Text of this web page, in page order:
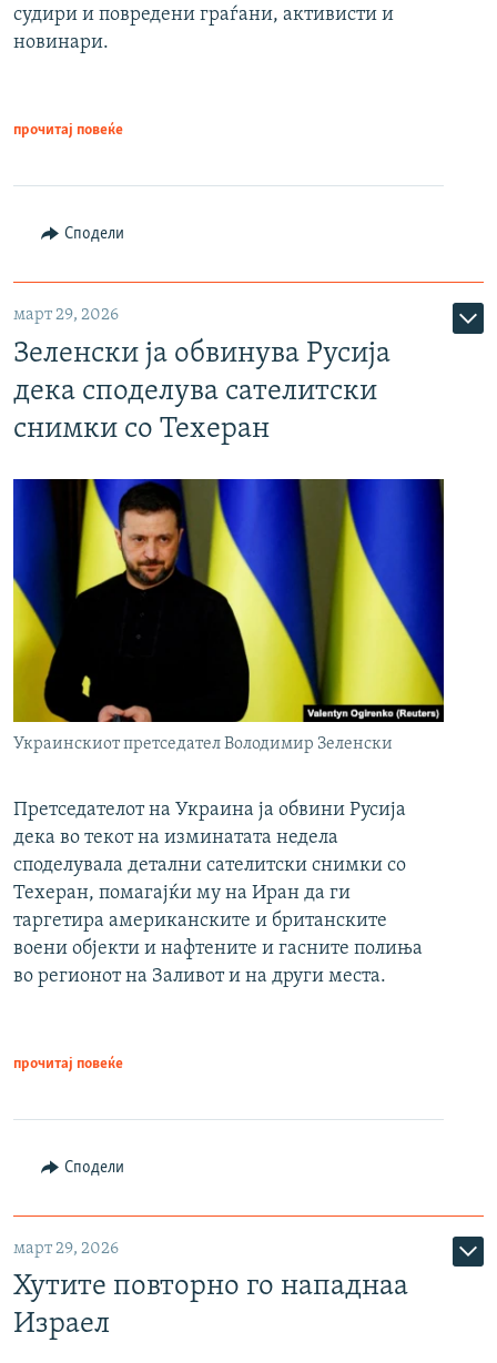
судири и повредени граѓани, активисти и
новинари.
прочитај повеќе
Сподели
март 29, 2026
Зеленски ја обвинува Русија
дека споделува сателитски
снимки со Техеран
Украинскиот претседател Володимир Зеленски
Претседателот на Украина ја обвини Русија
дека во текот на изминатата недела
споделувала детални сателитски снимки со
Техеран, помагајќи му на Иран да ги
таргетира американските и британските
воени објекти и нафтените и гасните полиња
во регионот на Заливот и на други места.
прочитај повеќе
Сподели
март 29, 2026
Хутите повторно го нападнаа
Израел